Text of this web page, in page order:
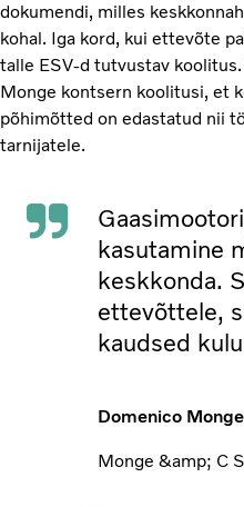
dokumendi, milles
kohal. Iga kord, kui ettevõte
talle ESV-d tutvustav
Monge kontsern koolitusi, et
põhimõtted on edastatud nii
tarnijatele.
kasutamine
keskkonda.
ettevõttele,
kaudsed
Domenico Monge
Monge &amp; C